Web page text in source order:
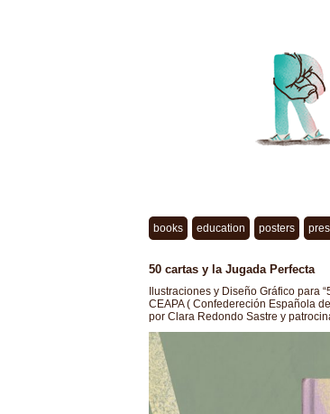
books education posters
50 cartas y la Jugada Perfecta
Ilustraciones y Diseño Gráfico para
CEAPA ( Confedereción Española
por Clara Redondo Sastre y